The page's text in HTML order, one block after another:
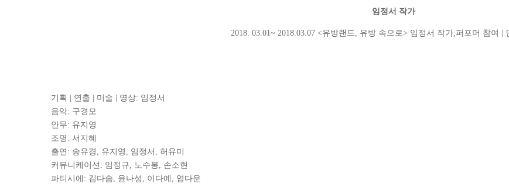
임정서 작가
2018. 03.01~ 2018.03.07 <유방랜드, 유방 속으로> 임정서 작가,퍼포머 참여 |
기획 | 연출 | 미술 | 영상: 임정서
음악: 구경모
안무: 유지영
조명: 서지혜
출연: 송유경, 유지영, 임정서, 허유미
커뮤니케이션: 임정규, 노수봉, 손소현
파티시에: 김다솜, 윤나성, 이다예, 염다운